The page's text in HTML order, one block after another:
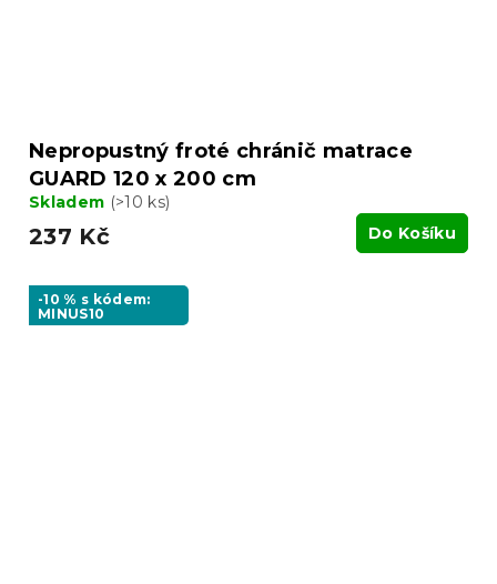
Nepropustný froté chránič matrace
GUARD 120 x 200 cm
Skladem (>10 ks)
237 Kč Do Košíku
-10 % s kódem:
MINUS10